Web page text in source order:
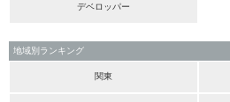
デベロッパー
地域別ランキング
関東